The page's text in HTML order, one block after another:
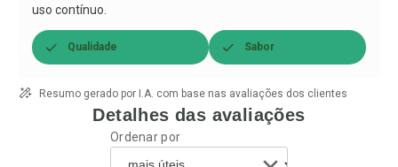
uso contínuo.
Qualidade Sabor
Resumo gerado por I.A. com base nas avaliações dos clientes
Detalhes das avaliações
Ordenar por